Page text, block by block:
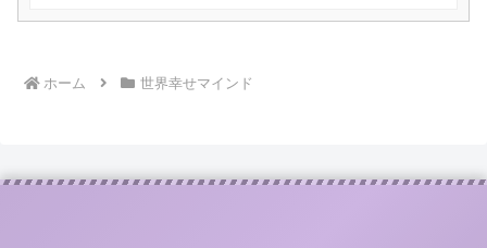
ホーム 世界幸せマインド